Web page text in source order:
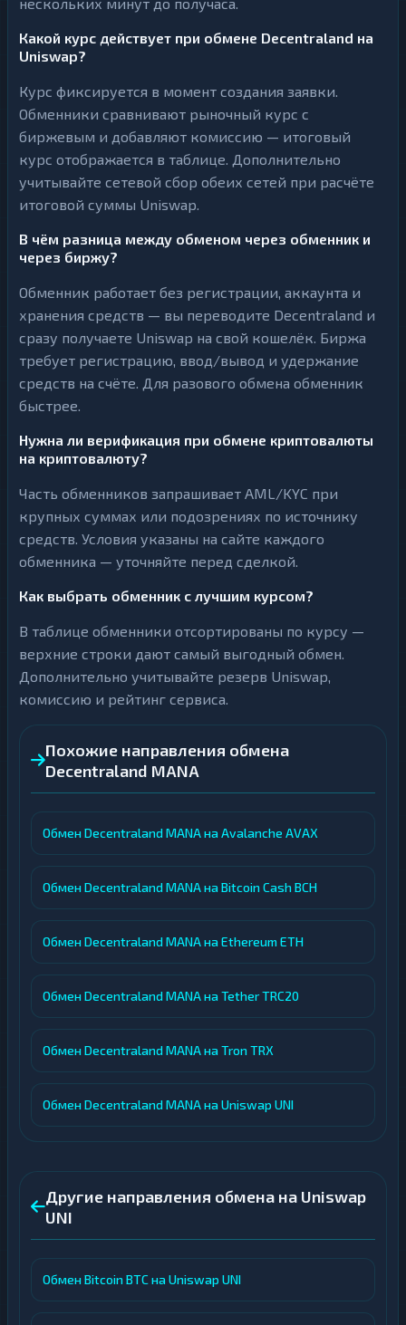
Какой курс действует при обмене Decentraland на
Uniswap?
Курс фиксируется в момент создания заявки.
Обменники сравнивают рыночный курс с
биржевым и добавляют комиссию — итоговый
курс отображается в таблице. Дополнительно
учитывайте сетевой сбор обеих сетей при расчёте
итоговой суммы Uniswap.
В чём разница между обменом через обменник и
через биржу?
Обменник работает без регистрации, аккаунта и
хранения средств — вы переводите Decentraland и
сразу получаете Uniswap на свой кошелёк. Биржа
требует регистрацию, ввод/вывод и удержание
средств на счёте. Для разового обмена обменник
быстрее.
Нужна ли верификация при обмене криптовалюты
на криптовалюту?
Часть обменников запрашивает AML/KYC при
крупных суммах или подозрениях по источнику
средств. Условия указаны на сайте каждого
обменника — уточняйте перед сделкой.
Как выбрать обменник с лучшим курсом?
В таблице обменники отсортированы по курсу —
верхние строки дают самый выгодный обмен.
Дополнительно учитывайте резерв Uniswap,
комиссию и рейтинг сервиса.
Похожие направления обмена
Decentraland MANA
Обмен Decentraland MANA на Avalanche AVAX
Обмен Decentraland MANA на Bitcoin Cash BCH
Обмен Decentraland MANA на Ethereum ETH
Обмен Decentraland MANA на Tether TRC20
Обмен Decentraland MANA на Tron TRX
Обмен Decentraland MANA на Uniswap UNI
Другие направления обмена на Uniswap
UNI
Обмен Bitcoin BTC на Uniswap UNI